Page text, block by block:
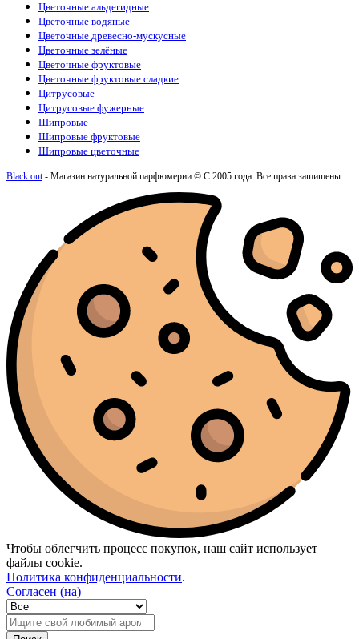
Цветочные альдегидные
Цветочные водяные
Цветочные древесно-мускусные
Цветочные зелёные
Цветочные фруктовые
Цветочные фруктовые сладкие
Цитрусовые
Цитрусовые фужерные
Шипровые
Шипровые фруктовые
Шипровые цветочные
Black out- Магазин натуральной парфюмерии © С 2005 года. Все права защищены.
Чтобы облегчить процесс покупок, наш сайт использует
файлы cookie.
Политика конфиденциальности.
Согласен (на)